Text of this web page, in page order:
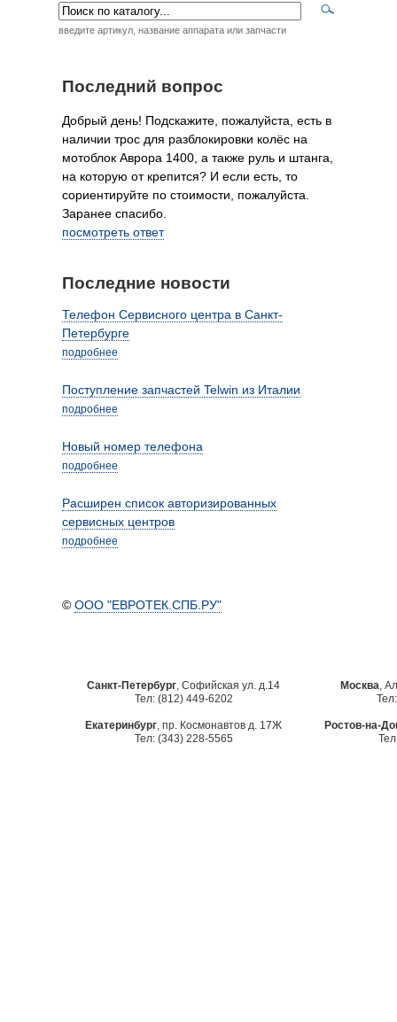
введите артикул, название аппарата или запчасти
Последний вопрос
Добрый день! Подскажите, пожалуйста, есть в
наличии трос для разблокировки колёс на
мотоблок Аврора 1400, а также руль и штанга,
на которую от крепится? И если есть, то
сориентируйте по стоимости, пожалуйста.
Заранее спасибо.
посмотреть ответ
Последние новости
Телефон Сервисного центра в Санкт-
Петербурге
подробнее
Поступление запчастей Telwin из Италии
подробнее
Новый номер телефона
подробнее
Расширен список авторизированных
сервисных центров
подробнее
© ООО "ЕВРОТЕК.СПБ.РУ"
Санкт-Петербург, Софийская ул. д.14
Тел: (812) 449-6202
Москва,
Екатеринбург, пр. Космонавтов д. 17Ж
Тел: (343) 228-5565
Ростов-на-